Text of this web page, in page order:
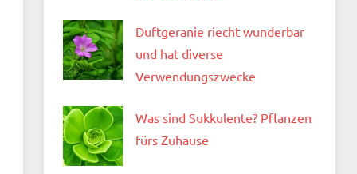
Duftgeranie riecht wunderbar
und hat diverse
Verwendungszwecke
Was sind Sukkulente? Pflanzen
fürs Zuhause